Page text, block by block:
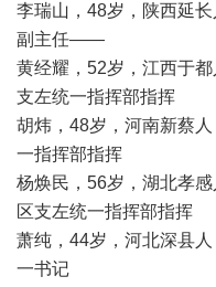
李瑞山，48岁，陕西延
副主任——
黄经耀，52岁，江西于
支左统一指挥部指挥
胡炜，48岁，河南新蔡
一指挥部指挥
杨焕民，56岁，湖北孝
区支左统一指挥部指挥
萧纯，44岁，河北深县
一书记